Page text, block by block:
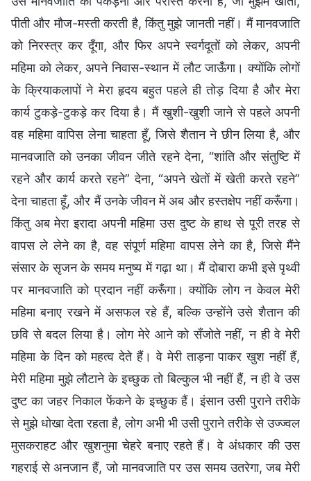
पीती और मौज-मस्ती करती है, किंतु मुझे जानती नहीं। मैं मानवजाति
को निरस्त्र कर दूँगा, और फिर अपने स्वर्गदूतों को लेकर, अपनी
महिमा को लेकर, अपने निवास-स्थान में लौट जाऊँगा। क्योंकि लोगों
के क्रियाकलापों ने मेरा हृदय बहुत पहले ही तोड़ दिया है और मेरा
कार्य टुकड़े-टुकड़े कर दिया है। मैं खुशी-खुशी जाने से पहले अपनी
वह महिमा वापिस लेना चाहता हूँ, जिसे शैतान ने छीन लिया है, और
मानवजाति को उनका जीवन जीते रहने देना, “शांति और संतुष्टि में
रहने और कार्य करते रहने” देना, “अपने खेतों में खेती करते रहने”
देना चाहता हूँ, और मैं उनके जीवन में अब और हस्तक्षेप नहीं करूँगा।
किंतु अब मेरा इरादा अपनी महिमा उस दुष्ट के हाथ से पूरी तरह से
वापस ले लेने का है, वह संपूर्ण महिमा वापस लेने का है, जिसे मैंने
संसार के सृजन के समय मनुष्य में गढ़ा था। मैं दोबारा कभी इसे पृथ्वी
पर मानवजाति को प्रदान नहीं करूँगा। क्योंकि लोग न केवल मेरी
महिमा बनाए रखने में असफल रहे हैं, बल्कि उन्होंने उसे शैतान की
छवि से बदल लिया है। लोग मेरे आने को सँजोते नहीं, न ही वे मेरी
महिमा के दिन को महत्व देते हैं। वे मेरी ताड़ना पाकर खुश नहीं हैं,
मेरी महिमा मुझे लौटाने के इच्छुक तो बिल्कुल भी नहीं हैं, न ही वे उस
दुष्ट का जहर निकाल फेंकने के इच्छुक हैं। इंसान उसी पुराने तरीके
से मुझे धोखा देता रहता है, लोग अभी भी उसी पुराने तरीके से उज्ज्वल
मुसकराहट और खुशनुमा चेहरे बनाए रहते हैं। वे अंधकार की उस
गहराई से अनजान हैं, जो मानवजाति पर उस समय उतरेगा, जब मेरी